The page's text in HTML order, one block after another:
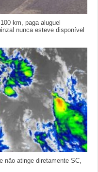
km, paga aluguel
nunca esteve disponível
não atinge diretamente SC,